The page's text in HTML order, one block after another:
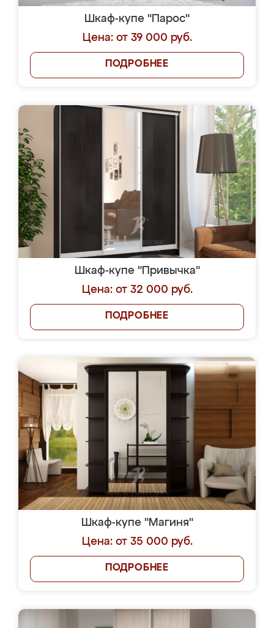
Шкаф-купе "Парос"
Цена: от 39 000 руб.
ПОДРОБНЕЕ
Шкаф-купе "Привычка"
Цена: от 32 000 руб.
ПОДРОБНЕЕ
Шкаф-купе "Магиня"
Цена: от 35 000 руб.
ПОДРОБНЕЕ